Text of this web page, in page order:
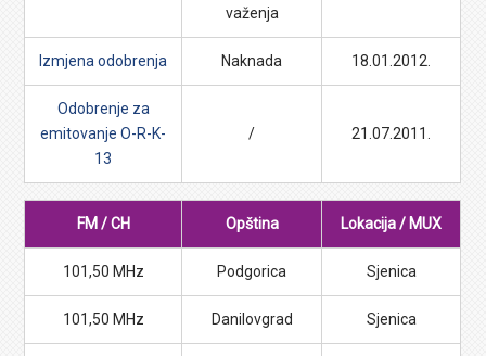
važenja
Izmjena odobrenja Naknada 18.01.2012.
Odobrenje za
emitovanje O-R-K-
13
/ 21.07.2011.
FM / CH Opština Lokacija / MUX
101,50 MHz Podgorica Sjenica
101,50 MHz Danilovgrad Sjenica